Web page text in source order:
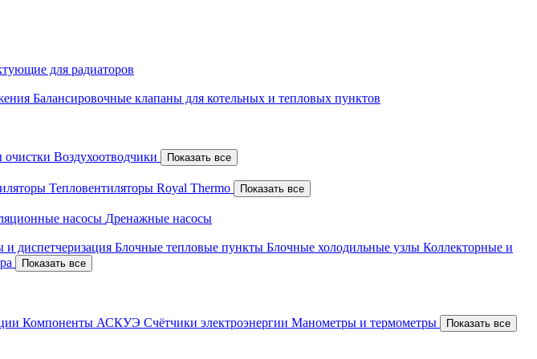
для радиаторов
Балансировочные клапаны для котельных и тепловых пунктов
Воздухоотводчики Показать все
Тепловентиляторы Royal Thermo Показать все
насосы Дренажные насосы
и диспетчеризация Блочные тепловые пункты Блочные холодильные узлы Коллекторные и
Показать все
Компоненты АСКУЭ Счётчики электроэнергии Манометры и термометры Показать все